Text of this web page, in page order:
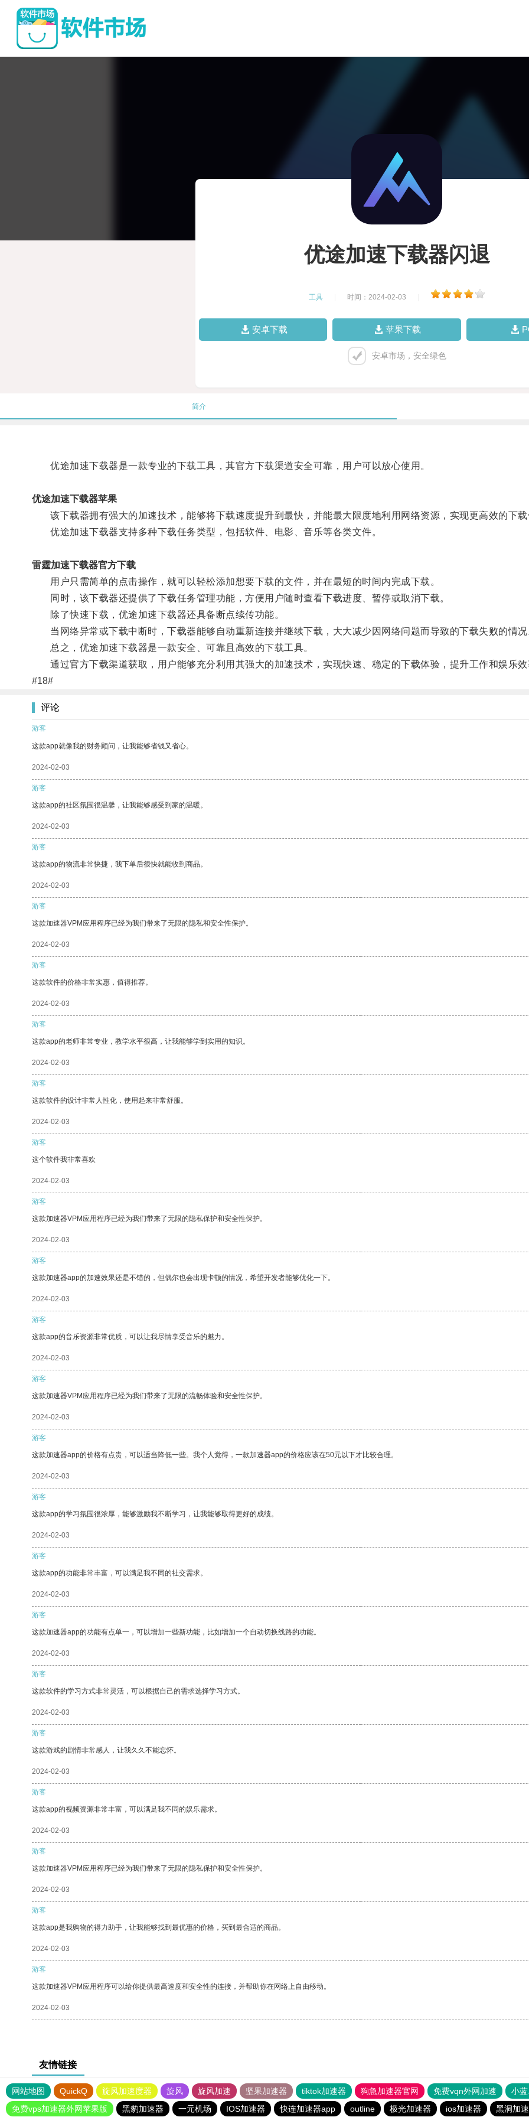
优途加速下载器闪退
工具 时间：2024-02-03
安卓下载 苹果下载
安卓市场，安全绿色
简介
优途加速下载器是一款专业的下载工具，其官方下载渠道安全可靠，用户可以放心使用。
优途加速下载器苹果
该下载器拥有强大的加速技术，能够将下载速度提升到最快，并能最大限度地利用网络资源，实现更高效的下载
优途加速下载器支持多种下载任务类型，包括软件、电影、音乐等各类文件。
雷霆加速下载器官方下载
用户只需简单的点击操作，就可以轻松添加想要下载的文件，并在最短的时间内完成下载。
同时，该下载器还提供了下载任务管理功能，方便用户随时查看下载进度、暂停或取消下载。
除了快速下载，优途加速下载器还具备断点续传功能。
当网络异常或下载中断时，下载器能够自动重新连接并继续下载，大大减少因网络问题而导致的下载失败的情况
总之，优途加速下载器是一款安全、可靠且高效的下载工具。
通过官方下载渠道获取，用户能够充分利用其强大的加速技术，实现快速、稳定的下载体验，提升工作和娱乐效
#18#
评论
游客
这款app就像我的财务顾问，让我能够省钱又省心。
2024-02-03
游客
这款app的社区氛围很温馨，让我能够感受到家的温暖。
2024-02-03
游客
这款app的物流非常快捷，我下单后很快就能收到商品。
2024-02-03
游客
这款加速器VPM应用程序已经为我们带来了无限的隐私和安全性保护。
2024-02-03
游客
这款软件的价格非常实惠，值得推荐。
2024-02-03
游客
这款app的老师非常专业，教学水平很高，让我能够学到实用的知识。
2024-02-03
游客
这款软件的设计非常人性化，使用起来非常舒服。
2024-02-03
游客
这个软件我非常喜欢
2024-02-03
游客
这款加速器VPM应用程序已经为我们带来了无限的隐私保护和安全性保护。
2024-02-03
游客
这款加速器app的加速效果还是不错的，但偶尔也会出现卡顿的情况，希望开发者能够优化一下。
2024-02-03
游客
这款app的音乐资源非常优质，可以让我尽情享受音乐的魅力。
2024-02-03
游客
这款加速器VPM应用程序已经为我们带来了无限的流畅体验和安全性保护。
2024-02-03
游客
这款加速器app的价格有点贵，可以适当降低一些。我个人觉得，一款加速器app的价格应该在50元以下才比较合理。
2024-02-03
游客
这款app的学习氛围很浓厚，能够激励我不断学习，让我能够取得更好的成绩。
2024-02-03
游客
这款app的功能非常丰富，可以满足我不同的社交需求。
2024-02-03
游客
这款加速器app的功能有点单一，可以增加一些新功能，比如增加一个自动切换线路的功能。
2024-02-03
游客
这款软件的学习方式非常灵活，可以根据自己的需求选择学习方式。
2024-02-03
游客
这款游戏的剧情非常感人，让我久久不能忘怀。
2024-02-03
游客
这款app的视频资源非常丰富，可以满足我不同的娱乐需求。
2024-02-03
游客
这款加速器VPM应用程序已经为我们带来了无限的隐私保护和安全性保护。
2024-02-03
游客
这款app是我购物的得力助手，让我能够找到最优惠的价格，买到最合适的商品。
2024-02-03
游客
这款加速器VPM应用程序可以给你提供最高速度和安全性的连接，并帮助你在网络上自由移动。
2024-02-03
友情链接
网站地图 QuickQ 旋风加速度器 旋风 旋风加速 坚果加速器 tiktok加速器 狗急加速器官网 免费vqn外网加速 小
免费vps加速器外网苹果版
黑豹加速器 一元机场 IOS加速器 快连加速器app outline 极光加速器 ios加速器 黑洞加速